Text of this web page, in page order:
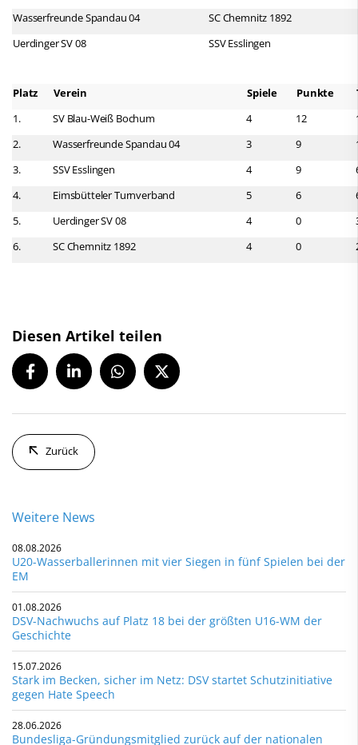
Wasserfreunde Spandau 04
SC Chemnitz 1892
Uerdinger SV 08
SSV Esslingen
Platz Verein Spiele Punkte
1.
SV Blau-Weiß Bochum 4 12
2.
Wasserfreunde Spandau 04 3 9
3.
SSV Esslingen 4 9
4.
Eimsbütteler Turnverband 5 6
5.
Uerdinger SV 08 4 0
6.
SC Chemnitz 1892 4 0
Diesen Artikel teilen
Zurück
Weitere News
08.08.2026
U20-Wasserballerinnen mit vier Siegen in fünf Spielen bei der
EM
01.08.2026
DSV-Nachwuchs auf Platz 18 bei der größten U16-WM der
Geschichte
15.07.2026
Stark im Becken, sicher im Netz: DSV startet Schutzinitiative
gegen Hate Speech
28.06.2026
Bundesliga-Gründungsmitglied zurück auf der nationalen